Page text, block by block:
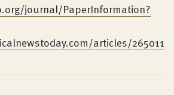
journal/PaperInformation?
articles/265011